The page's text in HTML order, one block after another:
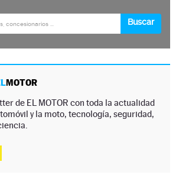
MOTOR
de EL MOTOR con toda la actualidad
y la moto, tecnología, seguridad,